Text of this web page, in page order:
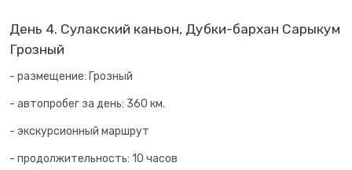
День 4. Сулакский каньон, Дубки-бархан Сарыкум
Грозный
- размещение: Грозный
- автопробег за день: 360 км.
- экскурсионный маршрут
- продолжительность: 10 часов